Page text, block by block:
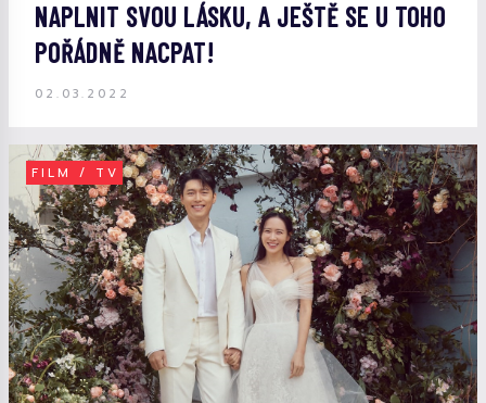
NAPLNIT SVOU LÁSKU, A JEŠTĚ SE U TOHO
POŘÁDNĚ NACPAT!
02.03.2022
FILM / TV